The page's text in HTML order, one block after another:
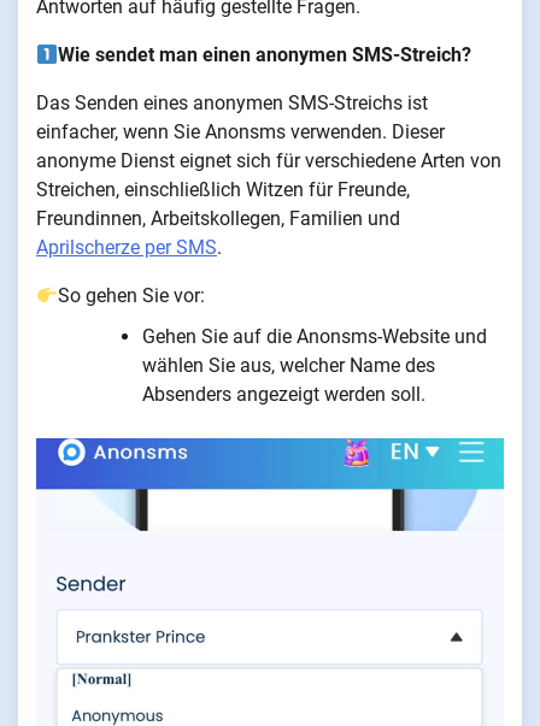
Antworten auf häufig gestellte Fragen.
Wie sendet man einen anonymen SMS-Streich?
Das Senden eines anonymen SMS-Streichs ist
einfacher, wenn Sie Anonsms verwenden. Dieser
anonyme Dienst eignet sich für verschiedene Arten von
Streichen, einschließlich Witzen für Freunde,
Freundinnen, Arbeitskollegen, Familien und
Aprilscherze per SMS.
So gehen Sie vor:
Gehen Sie auf die Anonsms-Website und
wählen Sie aus, welcher Name des
Absenders angezeigt werden soll.